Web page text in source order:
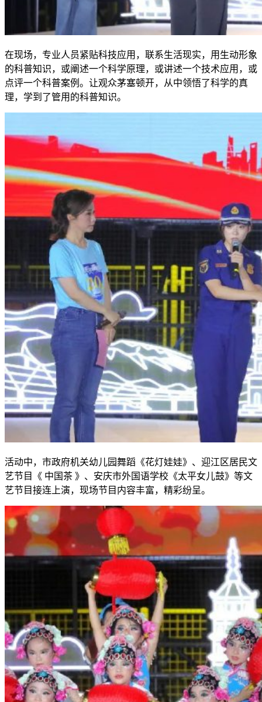
在现场，专业人员紧贴科技应用，联系生活现实，用生动形象
的科普知识，或阐述一个科学原理，或讲述一个技术应用，或
点评一个科普案例。让观众茅塞顿开，从中领悟了科学的真
理，学到了管用的科普知识。
活动中，市政府机关幼儿园舞蹈《花灯娃娃》、迎江区居民文
艺节目《 中国茶 》、安庆市外国语学校《太平女儿鼓》等文
艺节目接连上演，现场节目内容丰富，精彩纷呈。